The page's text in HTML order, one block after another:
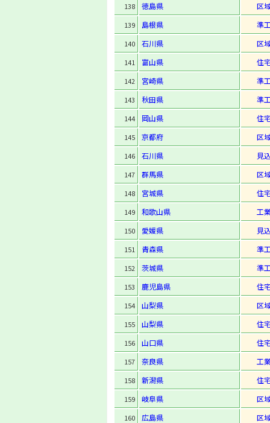
138 徳島県 区
139 島根県 準
140 石川県 区
141 富山県 住
142 宮崎県 準
143 秋田県 準
144 岡山県 住
145 京都府 区
146 石川県 見
147 群馬県 区
148 宮城県 住
149 和歌山県 工
150 愛媛県 見
151 青森県 準
152 茨城県 準
153 鹿児島県 住
154 山梨県 区
155 山梨県 住
156 山口県 住
157 奈良県 工
158 新潟県 住
159 岐阜県 区
160 広島県 区